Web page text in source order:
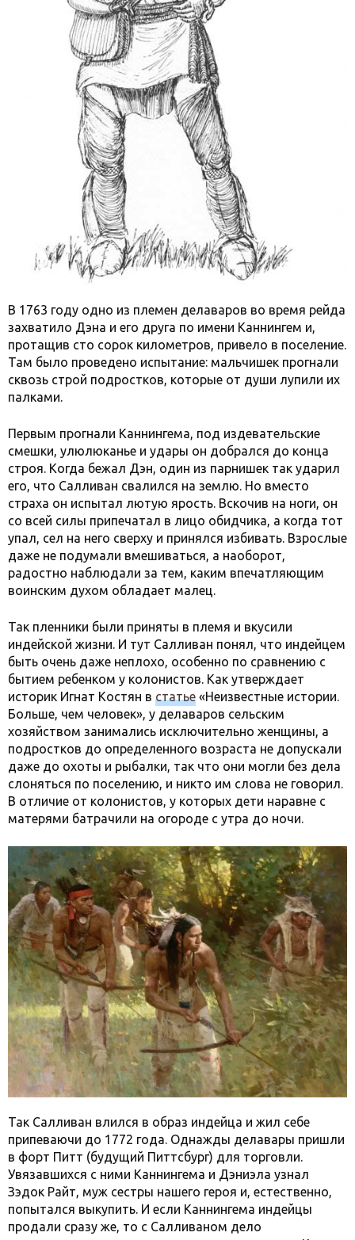
В 1763 году одно из племен делаваров во время рейда
захватило Дэна и его друга по имени Каннингем и,
протащив сто сорок километров, привело в поселение.
Там было проведено испытание: мальчишек прогнали
сквозь строй подростков, которые от души лупили их
палками.
Первым прогнали Каннингема, под издевательские
смешки, улюлюканье и удары он добрался до конца
строя. Когда бежал Дэн, один из парнишек так ударил
его, что Салливан свалился на землю. Но вместо
страха он испытал лютую ярость. Вскочив на ноги, он
со всей силы припечатал в лицо обидчика, а когда тот
упал, сел на него сверху и принялся избивать. Взрослые
даже не подумали вмешиваться, а наоборот,
радостно наблюдали за тем, каким впечатляющим
воинским духом обладает малец.
Так пленники были приняты в племя и вкусили
индейской жизни. И тут Салливан понял, что индейцем
быть очень даже неплохо, особенно по сравнению с
бытием ребенком у колонистов. Как утверждает
историк Игнат Костян в статье «Неизвестные истории.
Больше, чем человек», у делаваров сельским
хозяйством занимались исключительно женщины, а
подростков до определенного возраста не допускали
даже до охоты и рыбалки, так что они могли без дела
слоняться по поселению, и никто им слова не говорил.
В отличие от колонистов, у которых дети наравне с
матерями батрачили на огороде с утра до ночи.
Так Салливан влился в образ индейца и жил себе
припеваючи до 1772 года. Однажды делавары пришли
в форт Питт (будущий Питтсбург) для торговли.
Увязавшихся с ними Каннингема и Дэниэла узнал
Зэдок Райт, муж сестры нашего героя и, естественно,
попытался выкупить. И если Каннингема индейцы
продали сразу же, то с Салливаном дело